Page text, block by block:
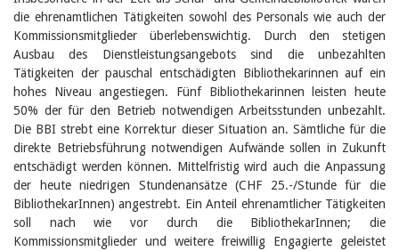
die ehrenamtlichen Tätigkeiten sowohl des Personals wie auch der
Kommissionsmitglieder überlebenswichtig. Durch den stetigen
Ausbau des Dienstleistungsangebots sind die unbezahlten
Tätigkeiten der pauschal entschädigten Bibliothekarinnen auf ein
hohes Niveau angestiegen. Fünf Bibliothekarinnen leisten heute
50% der für den Betrieb notwendigen Arbeitsstunden unbezahlt.
Die BBI strebt eine Korrektur dieser Situation an. Sämtliche für die
direkte Betriebsführung notwendigen Aufwände sollen in Zukunft
entschädigt werden können. Mittelfristig wird auch die Anpassung
der heute niedrigen Stundenansätze (CHF 25.-/Stunde für die
BibliothekarInnen) angestrebt. Ein Anteil ehrenamtlicher Tätigkeiten
soll nach wie vor durch die BibliothekarInnen; die
Kommissionsmitglieder und weitere freiwillig Engagierte geleistet